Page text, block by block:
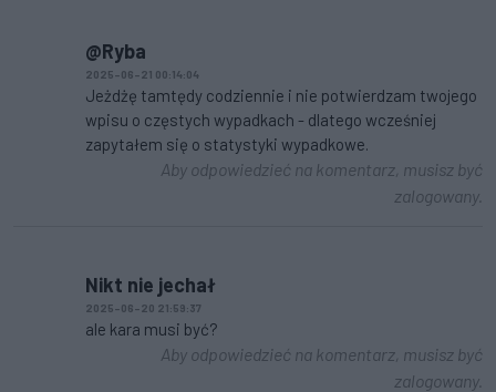
@Ryba
2025-06-21 00:14:04
Jeżdżę tamtędy codziennie i nie potwierdzam twojego
wpisu o częstych wypadkach - dlatego wcześniej
zapytałem się o statystyki wypadkowe.
Aby odpowiedzieć na komentarz, musisz być
zalogowany.
Nikt nie jechał
2025-06-20 21:59:37
ale kara musi być?
Aby odpowiedzieć na komentarz, musisz być
zalogowany.